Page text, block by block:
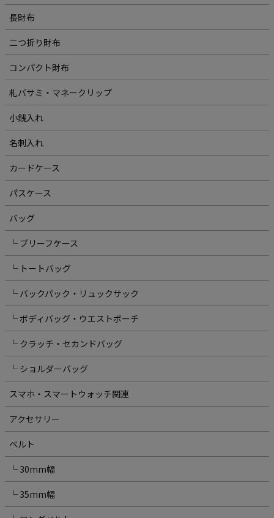
長財布
二つ折り財布
コンパクト財布
札バサミ・マネークリップ
小銭入れ
名刺入れ
カードケース
パスケース
バッグ
└ ブリーフケース
└ トートバッグ
└ バックパック・リュックサック
└ ボディバッグ・ウエストポーチ
└ クラッチ・セカンドバッグ
└ ショルダーバッグ
スマホ・スマートウォッチ関連
アクセサリー
ベルト
└ 30mm幅
└ 35mm幅